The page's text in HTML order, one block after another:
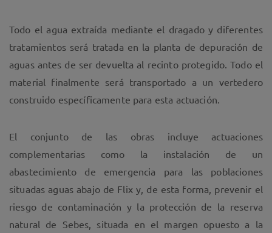
Todo el agua extraída mediante el dragado y diferentes
tratamientos será tratada en la planta de depuración de
aguas antes de ser devuelta al recinto protegido. Todo el
material finalmente será transportado a un vertedero
construido específicamente para esta actuación.
El conjunto de las obras incluye actuaciones
complementarias como la instalación de un
abastecimiento de emergencia para las poblaciones
situadas aguas abajo de Flix y, de esta forma, prevenir el
riesgo de contaminación y la protección de la reserva
natural de Sebes, situada en el margen opuesto a la